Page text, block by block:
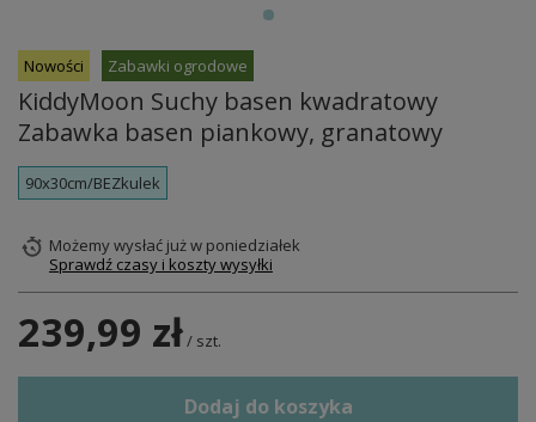
Nowości Zabawki ogrodowe
KiddyMoon Suchy basen kwadratowy
Zabawka basen piankowy, granatowy
90x30cm/BEZkulek
Możemy wysłać jużw poniedziałek
Sprawdź czasy i koszty wysyłki
239,99 zł/ szt.
Dodaj do koszyka